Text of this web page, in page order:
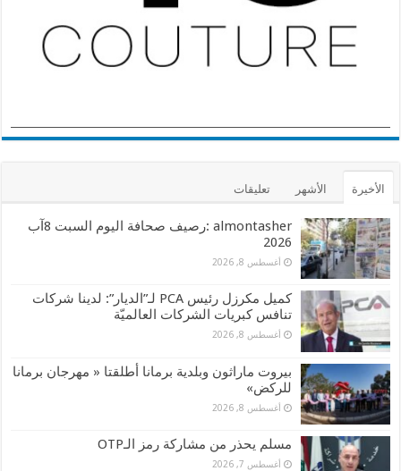
الأخيرة الأشهر تعليقات
almontasher :رصيف صحافة اليوم السبت 8آب
2026
أغسطس 8, 2026
كميل مكرزل رئيس PCA لـ”الديار”: لدينا شركات
تنافس كبريات الشركات العالميّة
أغسطس 8, 2026
بيروت ماراثون وبلدية برمانا أطلقتا « مهرجان برمانا
للركض»
أغسطس 8, 2026
مسلم يحذر من مشاركة رمز الـOTP
أغسطس 7, 2026